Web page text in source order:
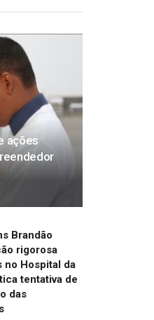
ações
Brandão
rigorosa
no Hospital da
tentativa de
das